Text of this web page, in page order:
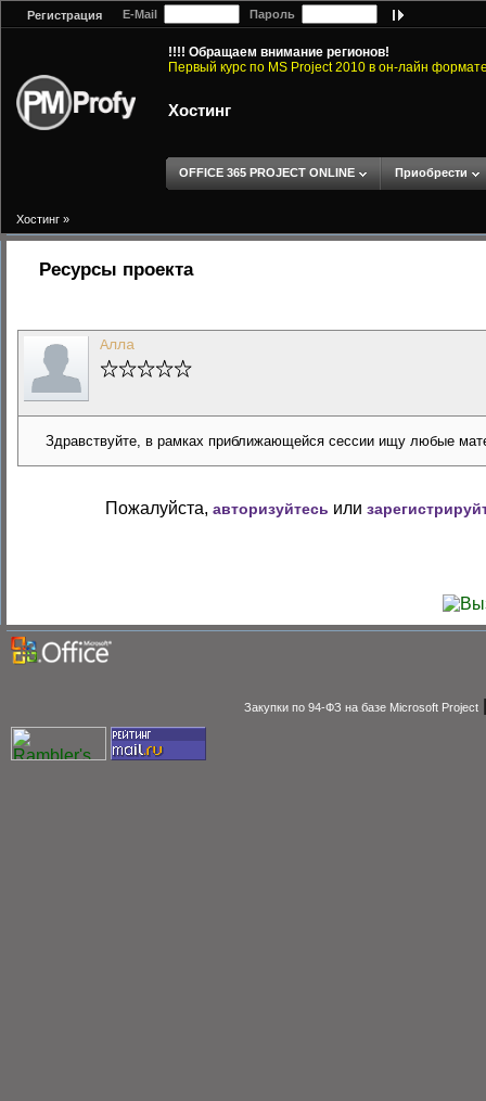
Регистрация E-Mail Пароль
!!!! Обращаем внимание регионов!
Первый курс по MS Project 2010 в он-лайн
Хостинг
OFFICE 365 PROJECT ONLINE Приобрести
Хостинг »
Ресурсы проекта
Алла
Здравствуйте, в рамках приближающейся сессии ищу любые
Пожалуйста, авторизуйтесь или
Закупки по 94-ФЗ на базе Microsoft Project